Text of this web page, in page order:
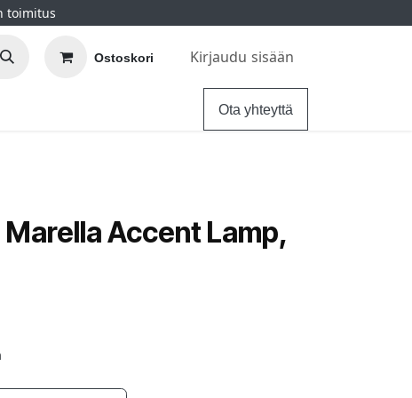
toimitus
Ostoskori Kirjaudu sisään
Ota yhteyttä
Accent Lamp,